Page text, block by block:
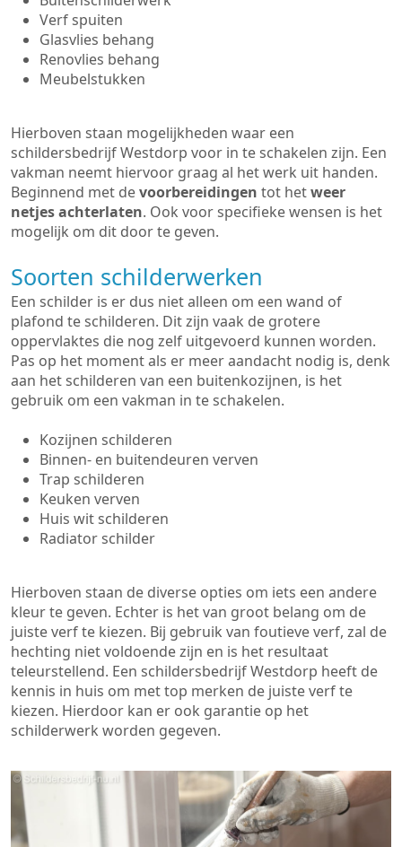
Verf spuiten
Glasvlies behang
Renovlies behang
Meubelstukken
Hierboven staan mogelijkheden waar een
schildersbedrijf Westdorp voor in te schakelen zijn. Een
vakman neemt hiervoor graag al het werk uit handen.
Beginnend met devoorbereidingen tot hetweer
netjes achterlaten. Ook voor specifieke wensen is het
mogelijk om dit door te geven.
Soorten schilderwerken
Een schilder is er dus niet alleen om een wand of
plafond te schilderen. Dit zijn vaak de grotere
oppervlaktes die nog zelf uitgevoerd kunnen worden.
Pas op het moment als er meer aandacht nodig is, denk
aan het schilderen van een buitenkozijnen, is het
gebruik om een vakman in te schakelen.
Kozijnen schilderen
Binnen- en buitendeuren verven
Trap schilderen
Keuken verven
Huis wit schilderen
Radiator schilder
Hierboven staan de diverse opties om iets een andere
kleur te geven. Echter is het van groot belang om de
juiste verf te kiezen. Bij gebruik van foutieve verf, zal de
hechting niet voldoende zijn en is het resultaat
teleurstellend. Een schildersbedrijf Westdorp heeft de
kennis in huis om met top merken de juiste verf te
kiezen. Hierdoor kan er ook garantie op het
schilderwerk worden gegeven.